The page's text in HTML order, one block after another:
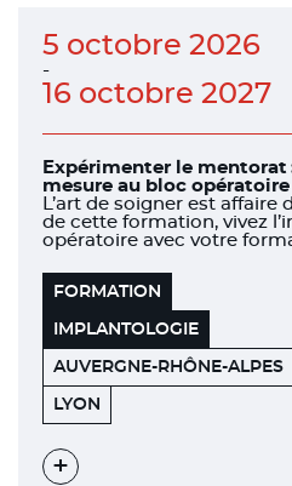
5 octobre 2026
-
16 octobre 2027
Expérimenter le
mesure au bloc opératoire
L’art de soigner est affaire
de cette formation, vivez
opératoire avec votre
FORMATION
IMPLANTOLOGIE
AUVERGNE-RHÔNE-ALPES
151
BOULEVARD
STALINGRAD
LYON
Voir